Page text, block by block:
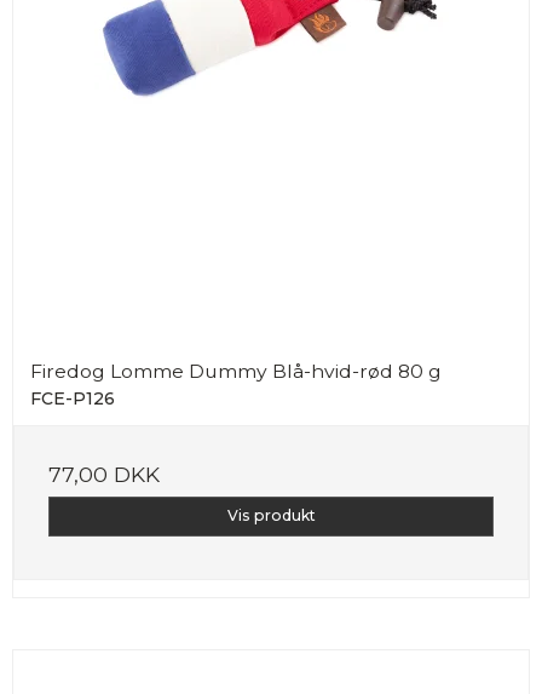
Firedog Lomme Dummy Blå-hvid-rød 80 g
FCE-P126
77,00 DKK
Vis produkt